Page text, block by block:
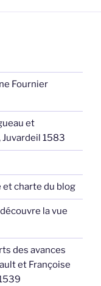
Fournier
et
1583
et charte du blog
la vue
des avances
et Françoise